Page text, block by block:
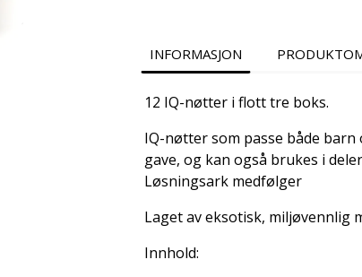
INFORMASJON
12 IQ-nøtter i flott tre boks.
IQ-nøtter som passe både barn
gave, og kan også brukes i
Løsningsark medfølger
Laget av eksotisk, miljøvennlig
Innhold: